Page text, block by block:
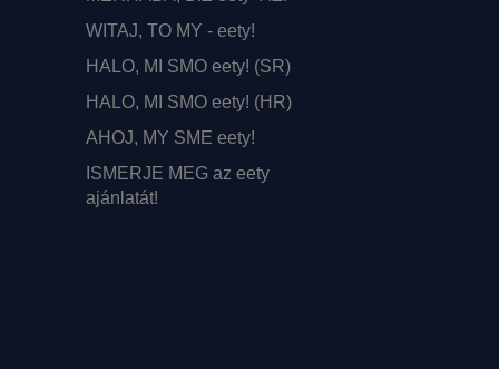
WITAJ, TO MY - eety!
HALO, MI SMO eety! (SR)
HALO, MI SMO eety! (HR)
AHOJ, MY SME eety!
ISMERJE MEG az eety
ajánlatát!